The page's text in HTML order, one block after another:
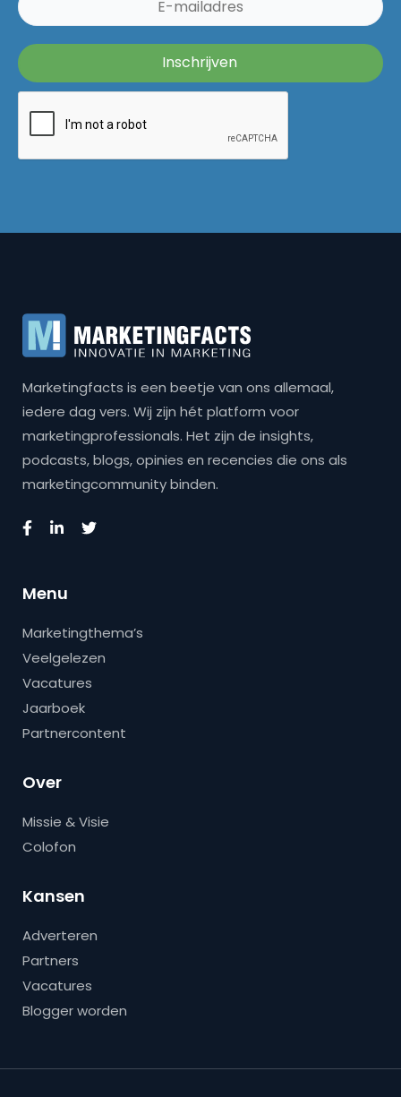
Marketingfacts is een beetje van ons allemaal,
iedere dag vers. Wij zijn hét platform voor
marketingprofessionals. Het zijn de insights,
podcasts, blogs, opinies en recencies die ons als
marketingcommunity binden.
Menu
Marketingthema’s
Veelgelezen
Vacatures
Jaarboek
Partnercontent
Over
Missie & Visie
Colofon
Kansen
Adverteren
Partners
Vacatures
Blogger worden